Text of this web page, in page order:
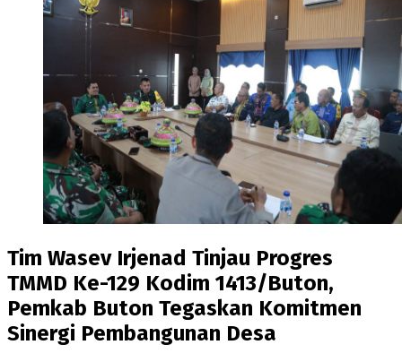
Tim Wasev Irjenad Tinjau Progres
TMMD Ke-129 Kodim 1413/Buton,
Pemkab Buton Tegaskan Komitmen
Sinergi Pembangunan Desa